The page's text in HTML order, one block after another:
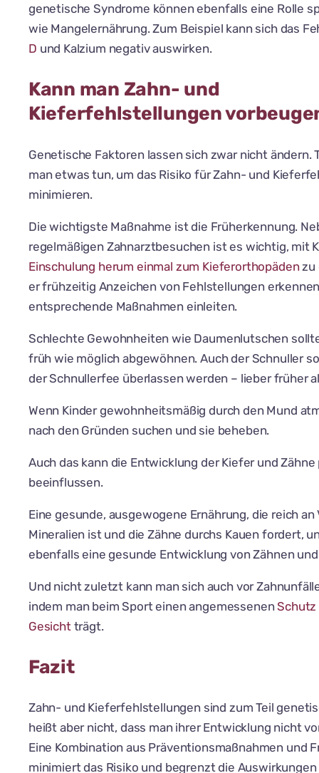
genetische Syndrome können ebenfalls eine Rolle
wie Mangelernährung. Zum Beispiel kann sich das
D und Kalzium negativ auswirken.
Kann man Zahn- und
Kieferfehlstellungen
Genetische Faktoren lassen sich zwar nicht ändern.
man etwas tun, um das Risiko für Zahn- und
minimieren.
Die wichtigste Maßnahme ist die Früherkennung.
regelmäßigen Zahnarztbesuchen ist es wichtig, mit
Einschulung herum einmal zum Kieferorthopädenzu
er frühzeitig Anzeichen von Fehlstellungen
entsprechende Maßnahmen einleiten.
Schlechte Gewohnheiten wie Daumenlutschen
früh wie möglich abgewöhnen. Auch der Schnuller
der Schnullerfee überlassen werden – lieber früher
Wenn Kinder gewohnheitsmäßig durch den Mund
nach den Gründen suchen und sie beheben.
Auch das kann die Entwicklung der Kiefer und
beeinflussen.
Eine gesunde, ausgewogene Ernährung, die reich
Mineralien ist und die Zähne durchs Kauen fordert,
ebenfalls eine gesunde Entwicklung von Zähnen
Und nicht zuletzt kann man sich auch vor
indem man beim Sport einen angemessenenSchutz
Gesicht trägt.
Fazit
Zahn- und Kieferfehlstellungen sind zum Teil
heißt aber nicht, dass man ihrer Entwicklung nicht
Eine Kombination aus Präventionsmaßnahmen und
minimiert das Risiko und begrenzt die Auswirkungen